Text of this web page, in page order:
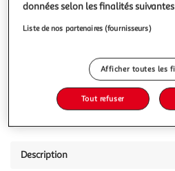
Plus d'options
Vendu par Provence outillage
Description
données selon les finalités
Liste de nos partenaires (fournisseurs)
Afficher toutes les
Tout refuser